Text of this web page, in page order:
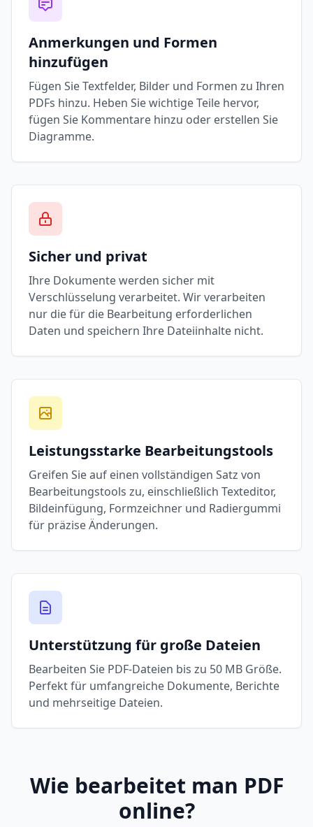
Anmerkungen und Formen
hinzufügen
Fügen Sie Textfelder, Bilder und Formen zu Ihren
PDFs hinzu. Heben Sie wichtige Teile hervor,
fügen Sie Kommentare hinzu oder erstellen Sie
Diagramme.
Sicher und privat
Ihre Dokumente werden sicher mit
Verschlüsselung verarbeitet. Wir verarbeiten
nur die für die Bearbeitung erforderlichen
Daten und speichern Ihre Dateiinhalte nicht.
Leistungsstarke Bearbeitungstools
Greifen Sie auf einen vollständigen Satz von
Bearbeitungstools zu, einschließlich Texteditor,
Bildeinfügung, Formzeichner und Radiergummi
für präzise Änderungen.
Unterstützung für große Dateien
Bearbeiten Sie PDF-Dateien bis zu 50 MB Größe.
Perfekt für umfangreiche Dokumente, Berichte
und mehrseitige Dateien.
Wie bearbeitet man PDF
online?